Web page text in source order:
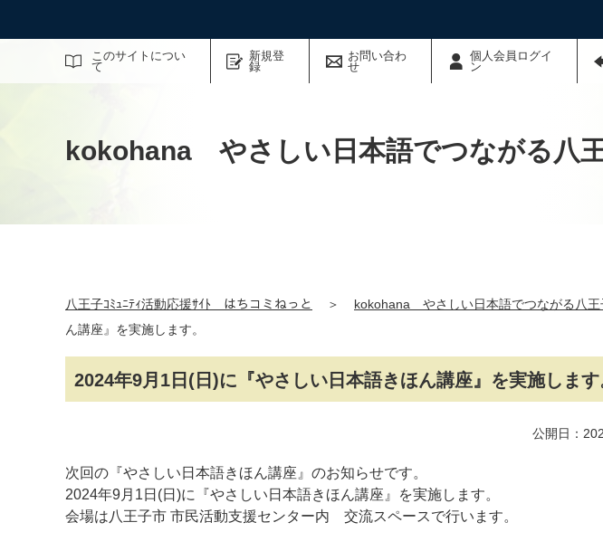
このサイトについ
て
新規登
録
お問い合わ
せ
個人会員ログイ
ン
サイト内検索
kokohana やさしい日本語でつながる八
八王子ｺﾐｭﾆﾃｨ活動応援ｻｲﾄ はちコミねっと ＞ kokohana やさしい日本語でつながる八王
ん講座』を実施します。
2024年9月1日(日)に『やさしい日本語きほん講座』を実施します
公開日：
次回の『やさしい日本語きほん講座』のお知らせです。
2024年9月1日(日)に『やさしい日本語きほん講座』を実施します。
会場は八王子市 市民活動支援センター内 交流スペースで行います。